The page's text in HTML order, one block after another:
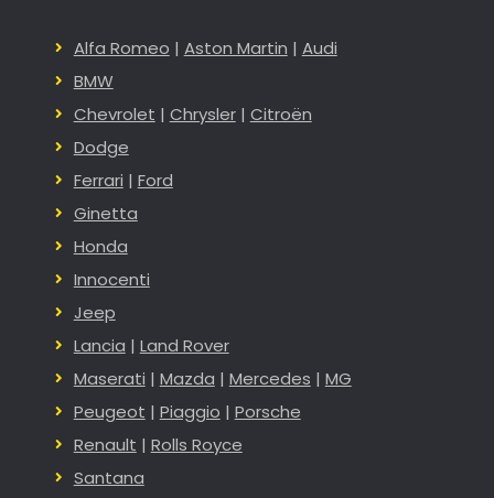
Alfa Romeo | Aston Martin | Audi
BMW
Chevrolet | Chrysler| Citroën
Dodge
Ferrari | Ford
Ginetta
Honda
Innocenti
Jeep
Lancia | Land Rover
Maserati | Mazda | Mercedes | MG
Peugeot | Piaggio | Porsche
Renault | Rolls Royce
Santana